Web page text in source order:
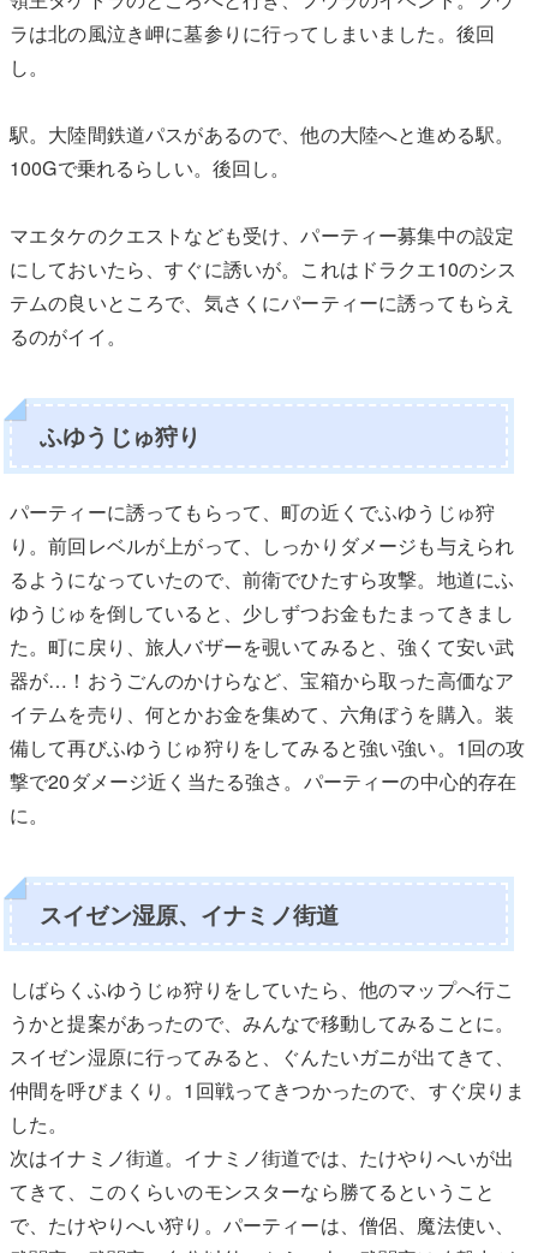
ラは北の風泣き岬に墓参りに行ってしまいました。後回
し。
駅。大陸間鉄道パスがあるので、他の大陸へと進める駅。
100Gで乗れるらしい。後回し。
マエタケのクエストなども受け、パーティー募集中の設定
にしておいたら、すぐに誘いが。これはドラクエ10のシス
テムの良いところで、気さくにパーティーに誘ってもらえ
るのがイイ。
ふゆうじゅ狩り
パーティーに誘ってもらって、町の近くでふゆうじゅ狩
り。前回レベルが上がって、しっかりダメージも与えられ
るようになっていたので、前衛でひたすら攻撃。地道にふ
ゆうじゅを倒していると、少しずつお金もたまってきまし
た。町に戻り、旅人バザーを覗いてみると、強くて安い武
器が…！おうごんのかけらなど、宝箱から取った高価なア
イテムを売り、何とかお金を集めて、六角ぼうを購入。装
備して再びふゆうじゅ狩りをしてみると強い強い。1回の攻
撃で20ダメージ近く当たる強さ。パーティーの中心的存在
に。
スイゼン湿原、イナミノ街道
しばらくふゆうじゅ狩りをしていたら、他のマップへ行こ
うかと提案があったので、みんなで移動してみることに。
スイゼン湿原に行ってみると、ぐんたいガニが出てきて、
仲間を呼びまくり。1回戦ってきつかったので、すぐ戻りま
した。
次はイナミノ街道。イナミノ街道では、たけやりへいが出
てきて、このくらいのモンスターなら勝てるということ
で、たけやりへい狩り。パーティーは、僧侶、魔法使い、